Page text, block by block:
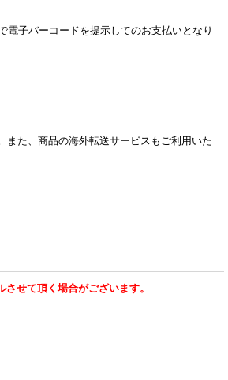
子バーコードを提示してのお支払いとなり
た、商品の海外転送サービスもご利用いた
せて頂く場合がございます。